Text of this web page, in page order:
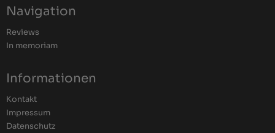
Navigation
Reviews
In memoriam
Informationen
Kontakt
Impressum
Datenschutz